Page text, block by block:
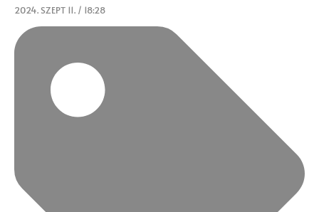
2024. SZEPT 11. / 18:28